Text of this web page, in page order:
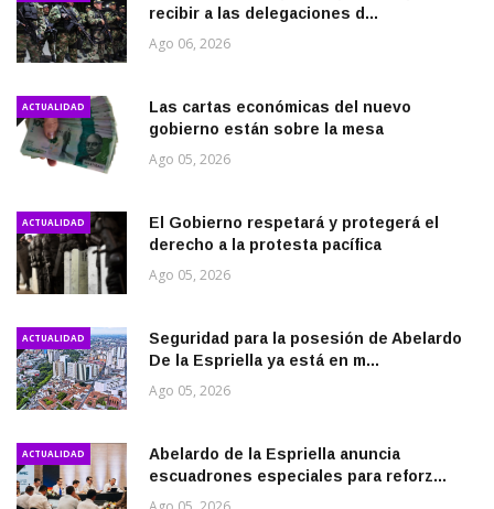
recibir a las delegaciones d...
Ago 06, 2026
ACTUALIDAD
Las cartas económicas del nuevo
gobierno están sobre la mesa
Ago 05, 2026
ACTUALIDAD
El Gobierno respetará y protegerá el
derecho a la protesta pacífica
Ago 05, 2026
ACTUALIDAD
Seguridad para la posesión de Abelardo
De la Espriella ya está en m...
Ago 05, 2026
ACTUALIDAD
Abelardo de la Espriella anuncia
escuadrones especiales para reforz...